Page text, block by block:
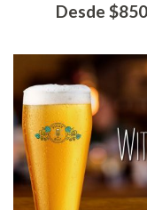
Desde $850